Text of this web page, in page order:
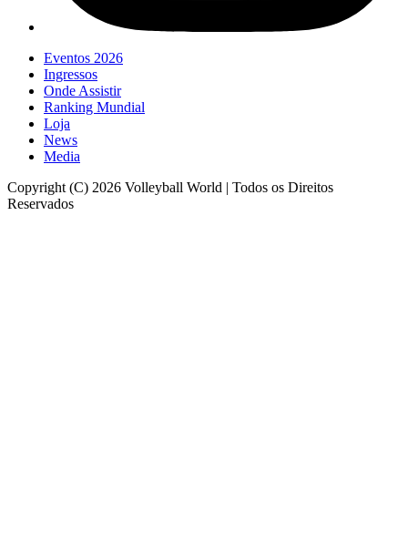
Eventos 2026
Ingressos
Onde Assistir
Ranking Mundial
Loja
News
Media
Copyright (C) 2026 Volleyball World | Todos os Direitos
Reservados